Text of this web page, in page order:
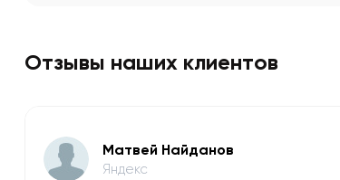
Отзывы наших клиентов
Матвей Найданов
Яндекс